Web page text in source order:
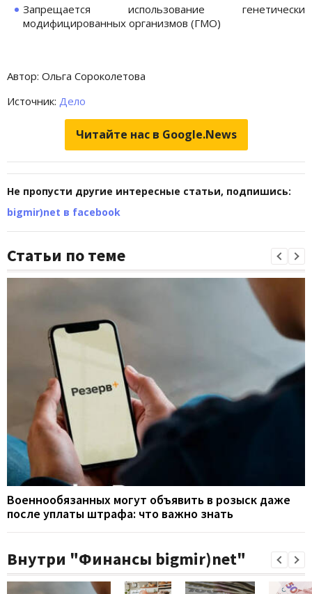
Запрещается использование генетически
модифицированных организмов (ГМО)
Автор: Ольга Сороколетова
Источник: Дело
Читайте нас в Google.News
Не пропусти другие интересные статьи, подпишись:
bigmir)net в facebook
Статьи по теме
Военнообязанных могут объявить в розыск даже
после уплаты штрафа: что важно знать
Внутри "Финансы bigmir)net"